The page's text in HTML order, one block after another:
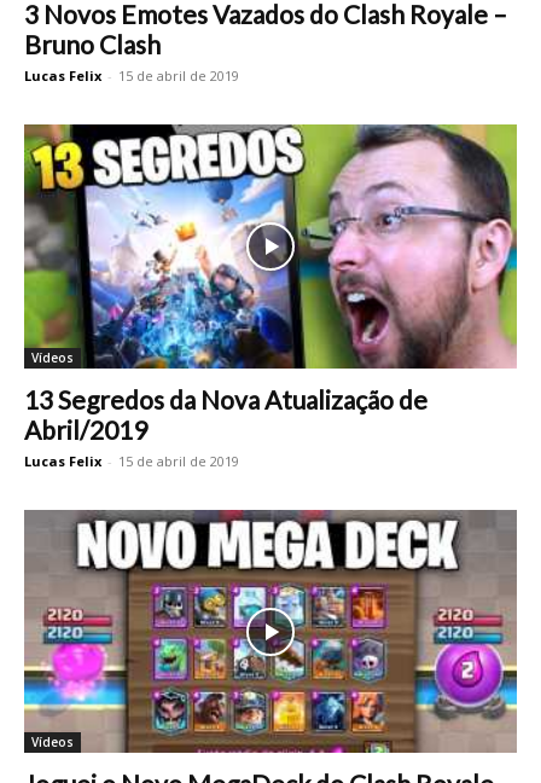
3 Novos Emotes Vazados do Clash Royale –
Bruno Clash
Lucas Felix - 15 de abril de 2019
Vídeos
13 Segredos da Nova Atualização de
Abril/2019
Lucas Felix - 15 de abril de 2019
Vídeos